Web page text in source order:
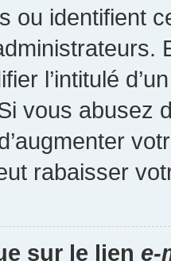
ou identifient
l’intitulé
vous
rabaisser
sur le lien e-